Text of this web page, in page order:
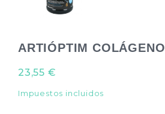
ARTIÓPTIM COLÁGENO
23,55 €
Impuestos incluidos